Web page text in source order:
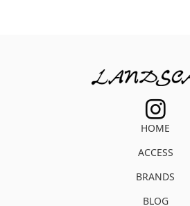
HOME
ACCESS
BRANDS
BLOG